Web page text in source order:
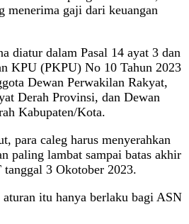
menerima gaji dari keuangan
diatur dalam Pasal 14 ayat 3 dan
KPU (PKPU) No 10 Tahun 2023
Dewan Perwakilan Rakyat,
Derah Provinsi, dan Dewan
Kabupaten/Kota.
para caleg harus menyerahkan
paling lambat sampai batas akhir
tanggal 3 Okotober 2023.
itu hanya berlaku bagi ASN